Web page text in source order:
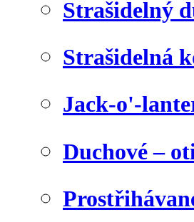
Strašidelný
Strašidelná
Jack-o'-
Duchové –